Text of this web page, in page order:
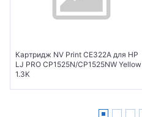
Картридж NV Print CE322A для HP
LJ PRO CP1525N/CP1525NW Yellow
1.3K